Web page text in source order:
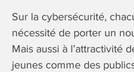
Sur la cybersécurité,
nécessité de porter un
Mais aussi à l’attractivité
jeunes comme des